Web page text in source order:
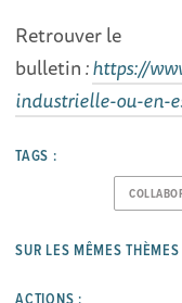
Retrouver le
bulletin:https://
industrielle-ou-en-
TAGS :
SUR LES MÊMES THÈMES